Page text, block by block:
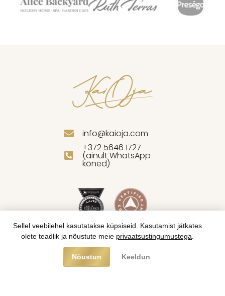
info@kaioja.com
+372 5646 1727
(ainult WhatsApp
kõned)
Sellel veebilehel kasutatakse küpsiseid. Kasutamist jätkates
olete teadlik ja nõustute meie privaatsustingumustega
Nõustun Keeldun